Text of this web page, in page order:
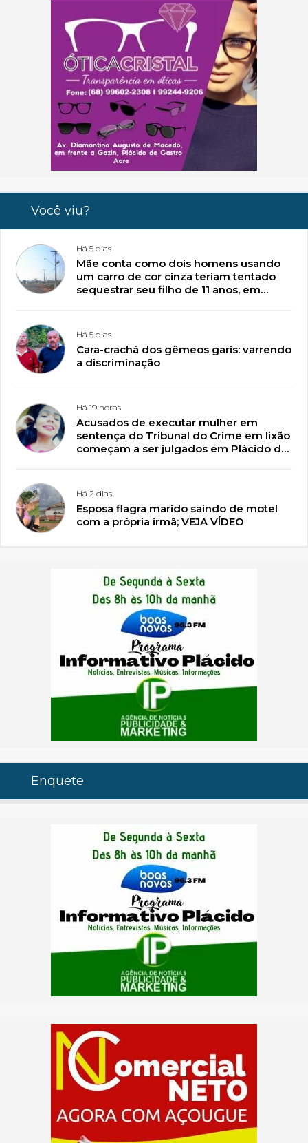
Você viu?
Há 5 dias
Mãe conta como dois homens usando
um carro de cor cinza teriam tentado
sequestrar seu filho de 11 anos, em
Há 5 dias
Cara-crachá dos gêmeos garis: varrendo
a discriminação
Há 19 horas
Acusados de executar mulher em
sentença do Tribunal do Crime em lixão
começam a ser julgados em Plácido de
Há 2 dias
Esposa flagra marido saindo de motel
com a própria irmã; VEJA VÍDEO
Enquete